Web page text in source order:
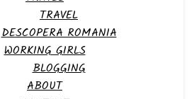
TRAVEL
DESCOPERA ROMANIA
WORKING GIRLS
BLOGGING
ABOUT